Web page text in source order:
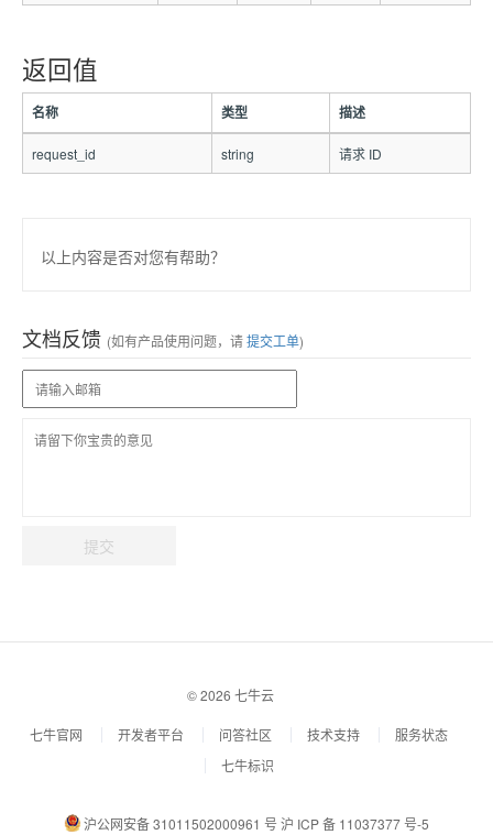
返回值
名称 类型 描述
request_id string 请求 ID
以上内容是否对您有帮助？
文档反馈 (如有产品使用问题，请提交工单)
提交
© 2026 七牛云
七牛官网 开发者平台 问答社区 技术支持
服务状态
七牛标识
沪公网安备 31011502000961 号 沪 ICP 备 11037377 号-5